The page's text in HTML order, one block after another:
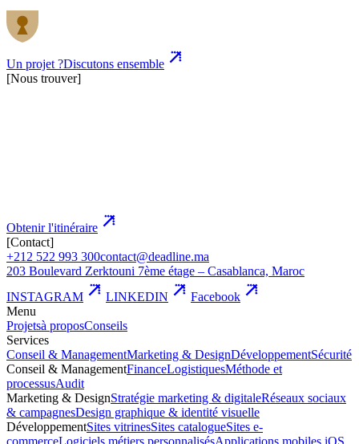
Un projet ?Discutons ensemble
[Nous trouver]
Obtenir l'itinéraire
[Contact]
+212 522 993 300contact@deadline.ma
203 Boulevard Zerktouni 7ème étage – Casablanca, Maroc
INSTAGRAM
LINKEDIN
Facebook
Menu
Projetsà proposConseils
Services
Conseil & ManagementMarketing & DesignDéveloppementSécurité
Conseil & ManagementFinanceLogistiquesMéthode et
processusAudit
Marketing & DesignStratégie marketing & digitaleRéseaux sociaux
& campagnesDesign graphique & identité visuelle
DéveloppementSites vitrinesSites catalogueSites e-
commerceLogiciels métiers personnalisésApplications mobiles iOS